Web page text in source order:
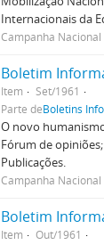
Internacionais da
Campanha
Boletim
Item
Set/1961
Parte deBoletins
O novo
Fórum de
Publicações.
Campanha
Boletim
Item Out/1961